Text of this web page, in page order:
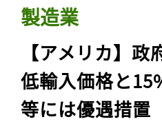
製造業
【アメリカ】
低輸入価格と
等には優遇措置